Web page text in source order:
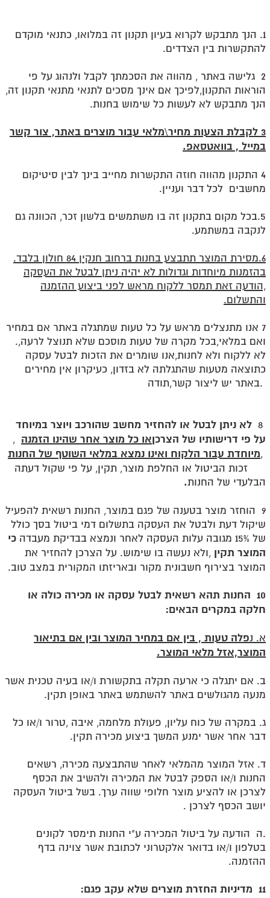
1. הנך מתבקש לקרוא בעיון תקנון זה במלואו, כתנאי מוקדם
להתקשרות בין הצדדים.
2 גלישה באתר , מהווה את הסכמתך לקבל ולנהוג על פי
הוראות התקנון,לפיכך אם אינך מסכים לתנאי מתנאי תקנון זה,
הנך מתבקש לא לעשות כל שימוש בחנות.
3 לקבלת הצעות מחיר\מלאי עבור מוצרים באתר, צור קשר
במייל , בוואטסאפ.
4 התקנון מהווה חוזה התקשרות מחייב בינך לבין סיטיקום
מחשבים לכל דבר ועניין.
5.בכל מקום בתקנון זה בו משתמשים בלשון זכר, הכוונה גם
לנקבה במשתמע.
6.מסירת המוצר תתבצע בחנות ברחוב חנקין 84 חולון בלבד.
בהזמנות מיוחדות וגדולות לא יהיה ניתן לבטל את העסקה
,הודעה זאת תמסר ללקוח מראש לפני ביצוע ההזמנה
והתשלום.
7 אנו מתנצלים מראש על כל טעות שמתגלה באתר אם במחיר
ואם במלאי,
.,בכל מקרה של טעות מוסכם שלא תנוצל לרעה
לא ללקוח ולא לחנות,אנו שומרים את הזכות לבטל עסקה
כתוצאה מטעות שהתגלתה לא בזדון, כעיקרון אין מחירים
באתר יש ליצור קשר,תודה.
לא ניתן לבטל או להחזיר מחשב שהורכב ויוצר במיוחד
על פי דרישותיו של הצרכן
, או כל מוצר אחר שהינו הזמנה
מיוחדת עבור הלקוח ואינו נמצא במלאי השוטף של החנות,
זכות הביטול או החלפת מוצר, תקין, על פי שקול דעתה
הבלעדי של החנות.
9 הוחזר מוצר בטענה של פגם במוצר, החנות רשאית להפעיל
שיקול דעת ולבטל את העסקה בתשלום דמי ביטול בסך כולל
של 15% מגובה עלות העסקה לאחר ונמצא בבדיקת מעבדה
כי
המוצר תקין ,ולא נעשה בו שימוש. על הצרכן להחזיר את
המוצר בצירוף חשבונית מקור ובאריזתו המקורית במצב טוב.
10 החנות תהא רשאית לבטל עסקה או מכירה כולה או
חלקה במקרים הבאים:
א. נפלה טעות , בין אם במחיר המוצר ובין אם בתיאור
המוצר,אזל מלאי המוצר.
ב. אם יתגלה כי ארעה תקלה בתקשורת ו/או בעיה טכנית אשר
מנעה מהגולשים באתר להשתמש באתר באופן תקין.
ג. במקרה של כוח עליון, פעולת מלחמה, איבה ,טרור ו/או כל
דבר אחר אשר ימנע המשך ביצוע מכירה תקין.
ד. אזל המוצר מהמלאי לאחר שהתבצעה מכירה, רשאים
החנות ו/או הספק לבטל את המכירה ולהשיב את הכסף
לצרכן או להציע מוצר חלופי שווה ערך. בשל ביטול העסקה
יושב הכסף לצרכן .
ה.
הודעה על ביטול המכירה ע"י החנות תימסר לקונים
בטלפון ו/או בדואר אלקטרוני לכתובת אשר צוינה בדף
ההזמנה.
11 מדיניות החזרת מוצרים שלא עקב פגם :